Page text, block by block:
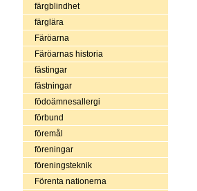
färgblindhet
färglära
Färöarna
Färöarnas historia
fästingar
fästningar
födoämnesallergi
förbund
föremål
föreningar
föreningsteknik
Förenta nationerna